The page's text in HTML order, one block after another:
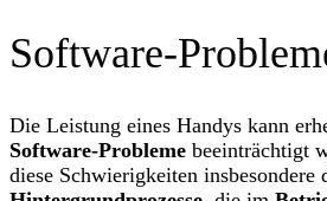
Software-
Die Leistung eines Handys kann
Software-Probleme beeinträchtigt
diese Schwierigkeiten insbesondere